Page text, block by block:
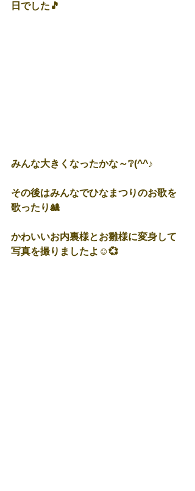
日でした🎵
みんな大きくなったかな～❔(^^♪
その後はみんなでひなまつりのお歌を
歌ったり🎎
かわいいお内裏様とお雛様に変身して
写真を撮りましたよ☺💞